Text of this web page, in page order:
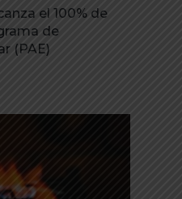
el 100% de
de
(PAE)